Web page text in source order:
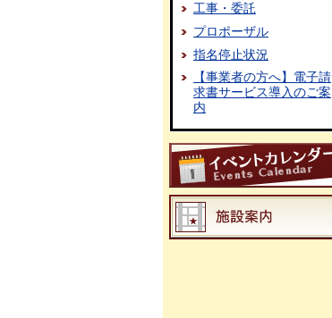
工事・委託
プロポーザル
指名停止状況
【事業者の方へ】電子請
求書サービス導入のご案
内